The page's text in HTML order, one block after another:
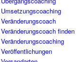
Umsetzungscoaching
Veränderungscoach
Veränderungscoach finden
Veränderungscoaching
Veröffentlichungen